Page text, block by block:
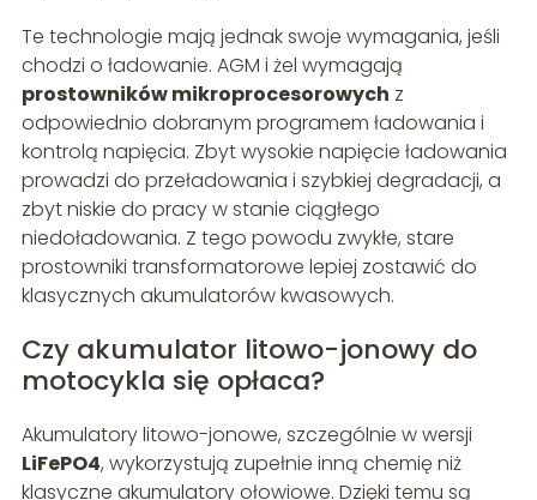
Te technologie mają jednak swoje wymagania, jeśli
chodzi o ładowanie. AGM i żel wymagają
prostowników mikroprocesorowych z
odpowiednio dobranym programem ładowania i
kontrolą napięcia. Zbyt wysokie napięcie ładowania
prowadzi do przeładowania i szybkiej degradacji, a
zbyt niskie do pracy w stanie ciągłego
niedoładowania. Z tego powodu zwykłe, stare
prostowniki transformatorowe lepiej zostawić do
klasycznych akumulatorów kwasowych.
Czy akumulator litowo-jonowy do
motocykla się opłaca?
Akumulatory litowo-jonowe, szczególnie w wersji
LiFePO4, wykorzystują zupełnie inną chemię niż
klasyczne akumulatory ołowiowe. Dzięki temu są